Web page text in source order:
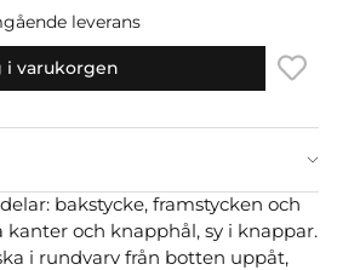
leverans
i varukorgen
bakstycke, framstycken och
kanter och knapphål, sy i knappar.
i rundvarv från botten uppåt,